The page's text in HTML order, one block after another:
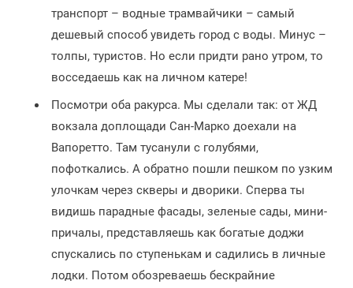
транспорт – водные трамвайчики – самый
дешевый способ увидеть город с воды. Минус –
толпы, туристов. Но если придти рано утром, то
восседаешь как на личном катере!
Посмотри оба ракурса. Мы сделали так: от ЖД
вокзала доплощади Сан-Марко доехали на
Вапоретто. Там тусанули с голубями,
пофоткались. А обратно пошли пешком по узким
улочкам через скверы и дворики. Сперва ты
видишь парадные фасады, зеленые сады, мини-
причалы, представляешь как богатые доджи
спускались по ступенькам и садились в личные
лодки. Потом обозреваешь бескрайние